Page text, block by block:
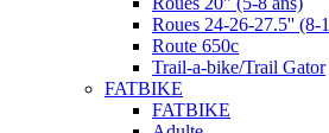
Roues 24-26-27.5'' (8-
Route 650c
Trail-a-bike/Trail Gator
FATBIKE
FATBIKE